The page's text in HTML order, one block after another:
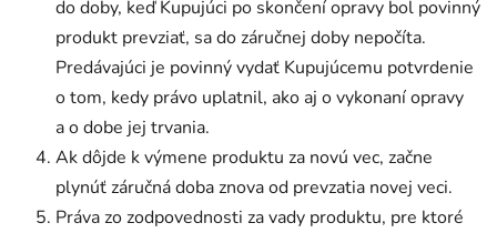
do doby, keď Kupujúci po skončení opravy bol povinný
produkt prevziať, sa do záručnej doby nepočíta.
Predávajúci je povinný vydať Kupujúcemu potvrdenie
o tom, kedy právo uplatnil, ako aj o vykonaní opravy
a o dobe jej trvania.
Ak dôjde k výmene produktu za novú vec, začne
plynúť záručná doba znova od prevzatia novej veci.
Práva zo zodpovednosti za vady produktu, pre ktoré